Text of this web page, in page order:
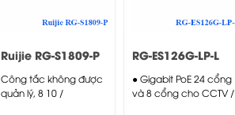
Ruijie RG-S1809-P
Công tắc không được
quản lý, 8 10 /
RG-ES126G-LP-L
● Gigabit PoE 24 cổng
và 8 cổng cho CCTV /